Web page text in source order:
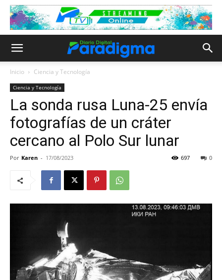
Inicio Ciencia y Tecnología
Ciencia y Tecnología
La sonda rusa Luna-25 envía
fotografías de un cráter
cercano al Polo Sur lunar
Por Karen - 17/08/2023 0
697